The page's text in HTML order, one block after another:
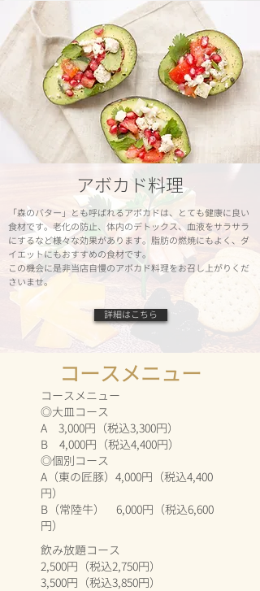
​アボカド料理
「森のバター」とも呼ばれるアボカドは、とても健康に良い
食材です。老化の防止、体内のデトックス、血液をサラサラ
にするなど様々な効果があります。脂肪の燃焼にもよく、ダ
イエットにもおすすめの食材です。
この機会に是非当店自慢のアボカド料理をお召し上がりくだ
さいませ。
詳細はこちら
​コースメニュー
​コースメニュー
◎大皿コース
A 3,000円（税込3,300円）
B 4,000円（税込4,400円）
◎個別コース
A（東の匠豚）4,000円（税込4,400
円）
B（常陸牛） 6,000円（税込6,600
円）
​飲み放題コース
2,500円（税込2,750円）
3,500円（税込3,850円）